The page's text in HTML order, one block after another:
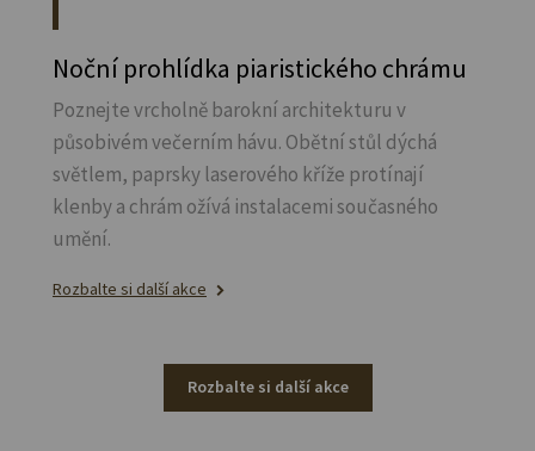
Noční prohlídka piaristického chrámu
Poznejte vrcholně barokní architekturu v
působivém večerním hávu. Obětní stůl dýchá
světlem, paprsky laserového kříže protínají
klenby a chrám ožívá instalacemi současného
umění.
Rozbalte si další akce
Rozbalte si další akce